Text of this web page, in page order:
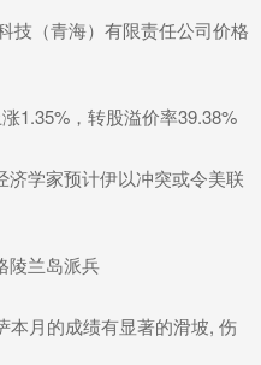
技（青海）有限责任公司价格
1.35%，转股溢价率39.38%
济学家预计伊以冲突或令美联
陵兰岛派兵
本月的成绩有显著的滑坡, 伤